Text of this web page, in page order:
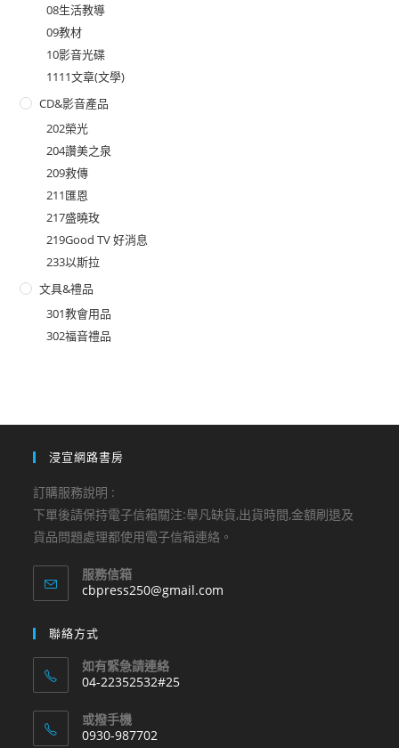
08生活教導
09教材
10影音光碟
1111文章(文學)
CD&影音產品
202榮光
204讚美之泉
209救傳
211匯恩
217盛曉玫
219Good TV 好消息
233以斯拉
文具&禮品
301教會用品
302福音禮品
浸宣網路書房
訂購服務說明 :
下單後請保持電子信箱關注:舉凡缺貨,出貨時間,金額刷退及
貨品問題處理都使用電子信箱連絡。
服務信箱
cbpress250@gmail.com
聯絡方式
如有緊急請連絡
04-22352532#25
in
your
或撥手機
0930-987702